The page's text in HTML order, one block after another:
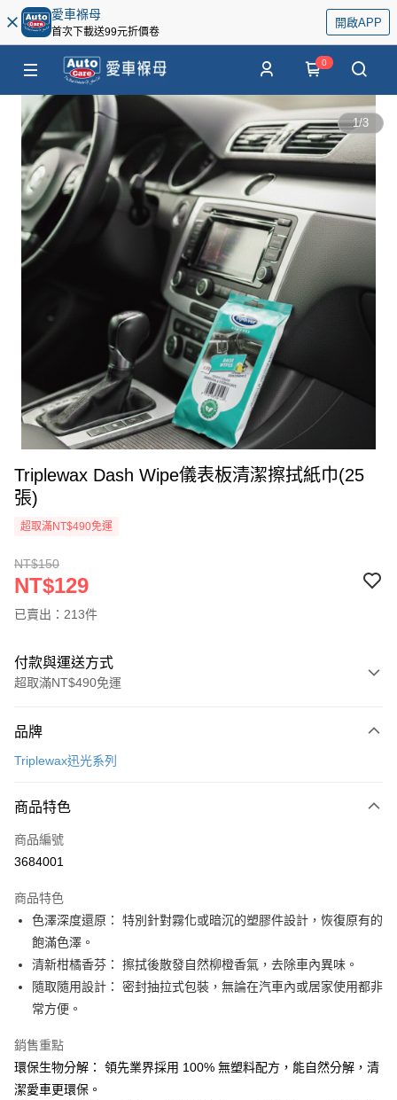
愛車褓母
首次下載送99元折價卷
開啟APP
0
1/3
Triplewax Dash Wipe儀表板清潔擦拭紙巾(25
張)
超取滿NT$490免運
NT$150
NT$129
已賣出：213件
付款與運送方式
超取滿NT$490免運
信用卡一次付款
3 期 0 利率 每期
合作金庫商業銀行
上海商業儲蓄銀行
臺灣中小企業銀行
匯豐（台灣）商業銀行
華泰商業銀行
聯邦商業銀行
元大商業銀行
永豐商業銀行
玉山商業銀行
星展（台灣）商業銀行
台灣樂天信用卡公司
超商取貨付款
LINE Pay
Apple Pay
街口支付
悠遊付
Google Pay
相關說明
【關於「AFTEE先享後付」】
AFTEE先享後付是「在收到商品之後才付款」的支付方式。 讓您購物簡單
ATM付款
品牌
Triplewax迅光系列
商品特色
商品編號
3684001
商品特色
色澤深度還原： 特別針對霧化或暗沉的塑膠件設計，恢復原有的
飽滿色澤。
清新柑橘香芬： 擦拭後散發自然柳橙香氣，去除車內異味。
隨取隨用設計： 密封抽拉式包裝，無論在汽車內或居家使用都非
常方便。
銷售重點
環保生物分解： 領先業界採用 100% 無塑料配方，能自然分解，清
潔愛車更環保。